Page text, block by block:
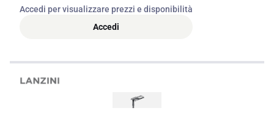
Accedi per visualizzare prezzi e disponibilità
Accedi